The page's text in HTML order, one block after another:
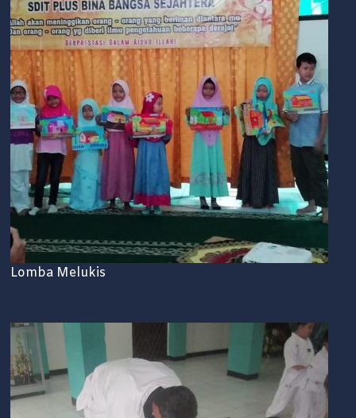
Lomba Melukis